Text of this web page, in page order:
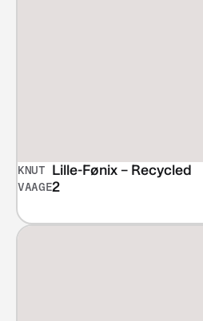
KNUT
VAAGE
Lille-Fønix – Recycled
2